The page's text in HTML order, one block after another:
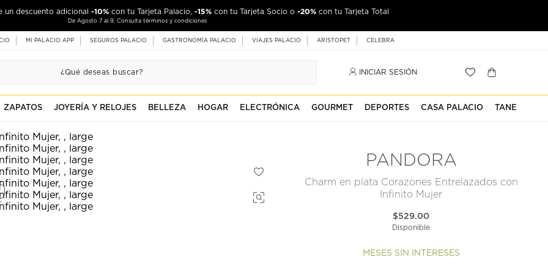
un descuento adicional -10% con tu Tarjeta Palacio, -15% con tu Tarjeta Socio o -20% con tu Tarjeta Total
De Agosto 7 al 9. Consulta términos y condiciones
MI PALACIO APP SEGUROS PALACIO GASTRONOMÍA PALACIO VIAJES PALACIO ARISTOPET CELEBRA
INICIAR SESIÓN
ZAPATOS JOYERÍA Y RELOJES BELLEZA HOGAR ELECTRÓNICA GOURMET DEPORTES CASA PALACIO TANE
PANDORA
Charm en plata Corazones Entrelazados con
Infinito Mujer
$529.00
Disponible
MESES SIN INTERESES